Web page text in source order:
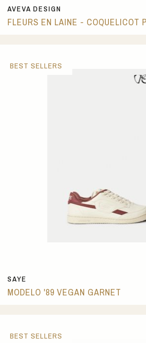
AVEVA DESIGN
FLEURS EN LAINE - COQUELICOT
SAYE
MODELO '89 VEGAN GARNET
BEST SELLERS
BEST SELLERS